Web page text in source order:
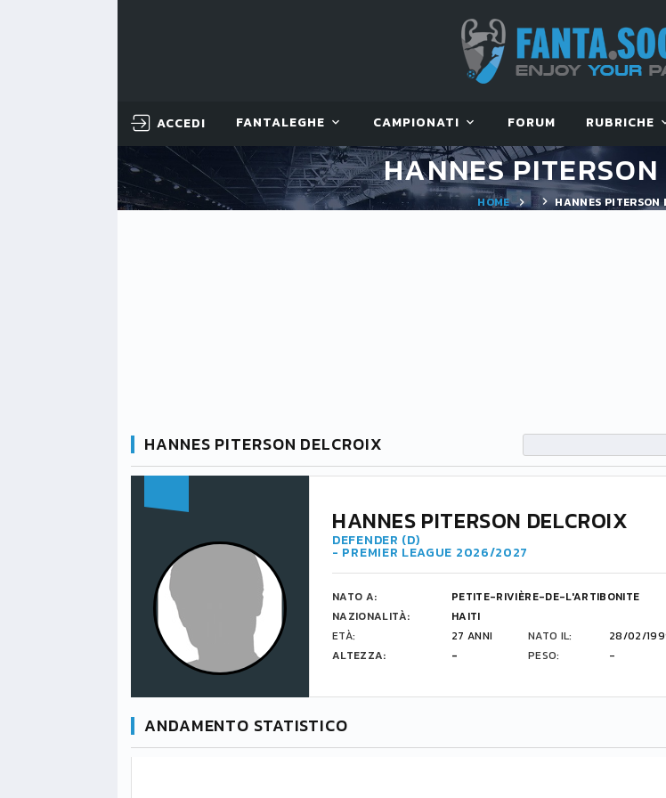
ACCEDI FANTALEGHE CAMPIONATI FORUM RUBRICHE
HANNES
HOME HANNES PITERSON
HANNES PITERSON DELCROIX
HANNES PITERSON DELCROIX
DEFENDER (D)
- PREMIER LEAGUE 2026/2027
NATO A:
PETITE-RIVIÈRE-DE-L'ARTIBONITE
NAZIONALITÀ:
HAITI
ETÀ:
27 ANNI NATO IL:
28/02/
ALTEZZA:
- PESO: -
ANDAMENTO STATISTICO